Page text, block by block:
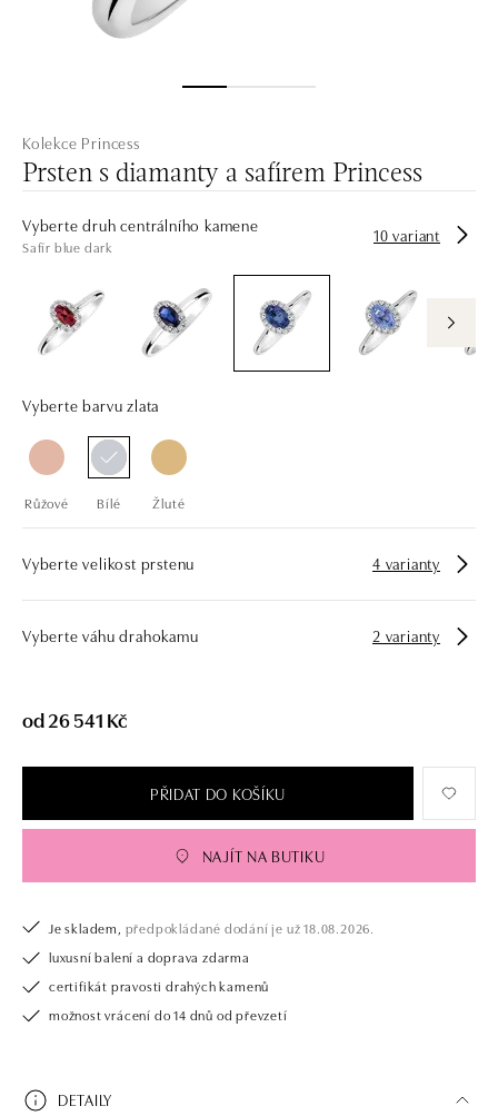
Kolekce Princess
Prsten s diamanty a safírem Princess
Vyberte druh centrálního kamene
Safír blue dark
10 variant
Vyberte barvu zlata
Růžové Bílé Žluté
Vyberte velikost prstenu 4 varianty
Vyberte váhu drahokamu 2 varianty
od 26 541 Kč
PŘIDAT DO KOŠÍKU
NAJÍT NA BUTIKU
Je skladem, předpokládané dodání je už 18.08.2026.
luxusní balení a doprava zdarma
certifikát pravosti drahých kamenů
možnost vrácení do 14 dnů od převzetí
DETAILY